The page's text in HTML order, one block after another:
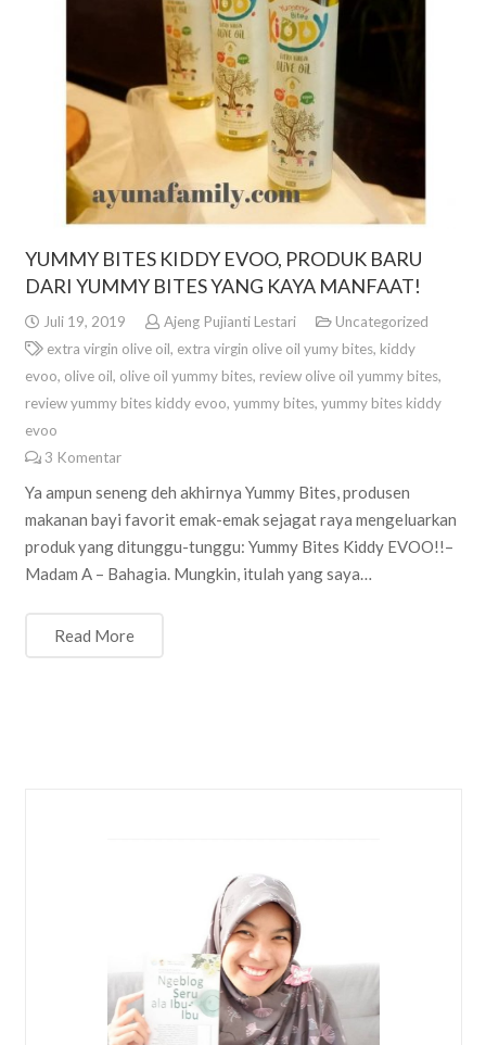
YUMMY BITES KIDDY EVOO, PRODUK BARU
DARI YUMMY BITES YANG KAYA MANFAAT!
Juli 19, 2019 Ajeng Pujianti Lestari
Uncategorized
extra virgin olive oil, extra virgin olive oil yumy bites, kiddy
evoo, olive oil, olive oil yummy bites, review olive oil yummy bites,
review yummy bites kiddy evoo, yummy bites, yummy bites kiddy
evoo
3 Komentar
Ya ampun seneng deh akhirnya Yummy Bites, produsen
makanan bayi favorit emak-emak sejagat raya mengeluarkan
produk yang ditunggu-tunggu: Yummy Bites Kiddy EVOO!!–
Madam A – Bahagia. Mungkin, itulah yang saya…
Read More